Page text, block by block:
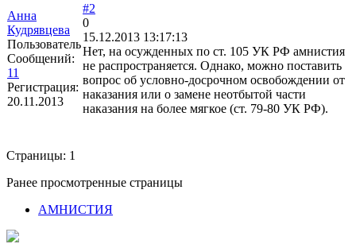
Анна
Кудрявцева
Пользователь
Сообщений:
11
Регистрация:
20.11.2013
#2
0
15.12.2013 13:17:13
Нет, на осужденных по ст. 105 УК РФ амнистия
не распространяется. Однако, можно поставить
вопрос об условно-досрочном освобождении от
наказания или о замене неотбытой части
наказания на более мягкое (ст. 79-80 УК РФ).
Страницы: 1
Ранее просмотренные страницы
АМНИСТИЯ